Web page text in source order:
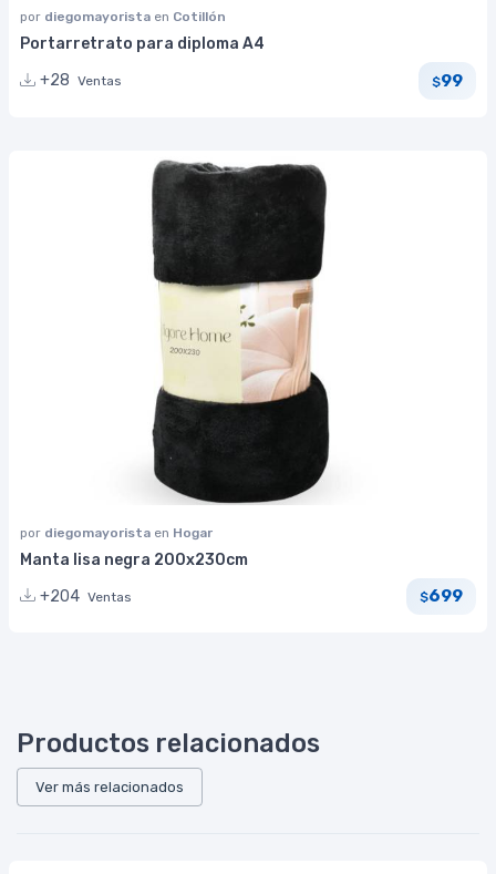
por diegomayorista en Cotillón
Portarretrato para diploma A4
+28 Ventas $99
por diegomayorista en Hogar
Manta lisa negra 200x230cm
+204 Ventas $699
Productos relacionados
Ver más relacionados